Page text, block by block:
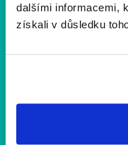
dalšími informacemi,
získali v důsledku
V areálu Věznice
virtuální běh v rámci
organizace